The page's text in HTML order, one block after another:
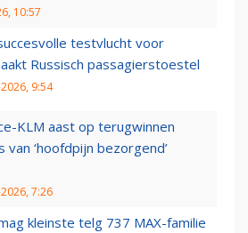
10:57
testvlucht voor
Russisch passagierstoestel
9:54
KLM aast op terugwinnen
van ‘hoofdpijn bezorgend’
7:26
kleinste telg 737 MAX-familie